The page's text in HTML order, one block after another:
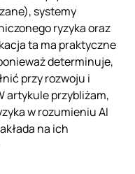
systemy
ryzyka oraz
ta ma praktyczne
determinuje,
przy rozwoju i
artykule przybliżam,
w rozumieniu AI
na ich